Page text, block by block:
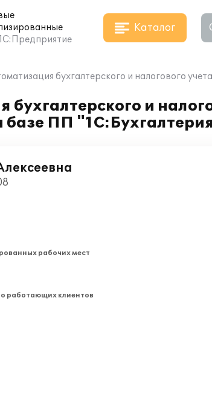
Каталог
бухгалтерского и налогового
бухгалтерского и
базе ПП
рабочих мест
работающих клиентов